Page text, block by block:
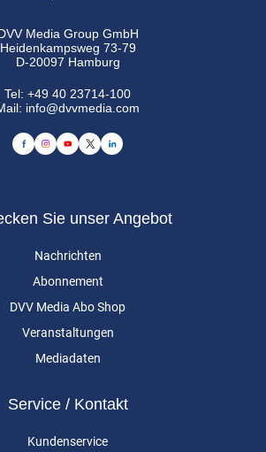
Media Group GmbH
Heidenkampsweg 73-79
D-20097 Hamburg
Tel:+49 40 23714-100
info@dvvmedia.com
Sie unser Angebot
Nachrichten
Abonnement
DVV Media Abo Shop
Veranstaltungen
Mediadaten
Service / Kontakt
Kundenservice